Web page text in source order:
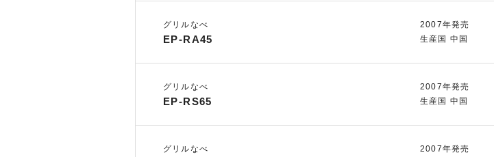
グリルなべ
EP-RA45
2007年発売
生産国 中国
グリルなべ
EP-RS65
2007年発売
生産国 中国
グリルなべ
2007年発売